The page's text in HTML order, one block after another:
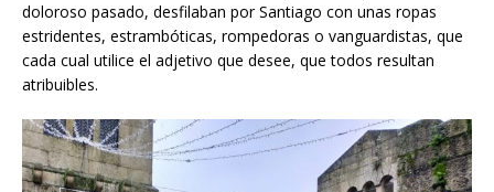
doloroso pasado, desfilaban por Santiago con unas ropas
estridentes, estrambóticas, rompedoras o vanguardistas, que
cada cual utilice el adjetivo que desee, que todos resultan
atribuibles.